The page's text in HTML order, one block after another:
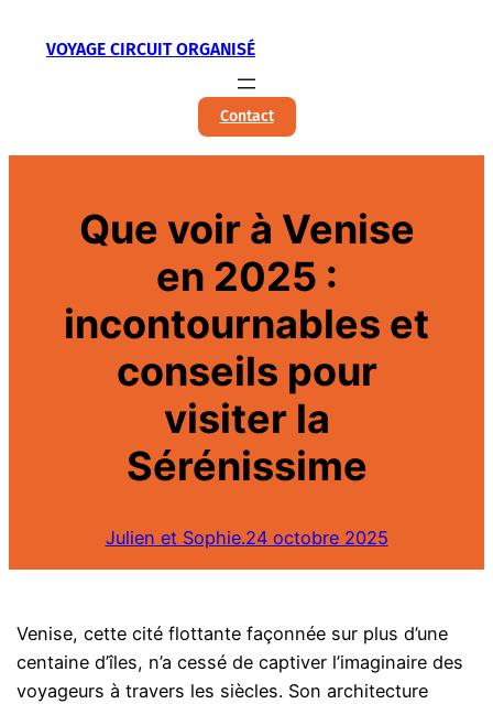
VOYAGE CIRCUIT ORGANISÉ
Contact
Que voir à Venise
en 2025 :
incontournables et
conseils pour
visiter la
Sérénissime
Julien et Sophie.24 octobre 2025
Venise, cette cité flottante façonnée sur plus d’une
centaine d’îles, n’a cessé de captiver l’imaginaire des
voyageurs à travers les siècles. Son architecture